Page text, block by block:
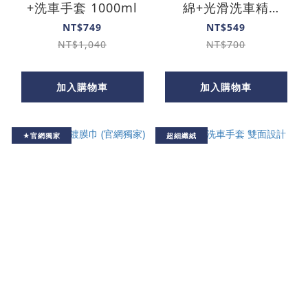
+洗車手套 1000ml
NT$749
NT$1,040
加入購物車
綿+光滑洗車精
1000ml
NT$549
NT$700
加入購物車
★官網獨家 超細纖絨